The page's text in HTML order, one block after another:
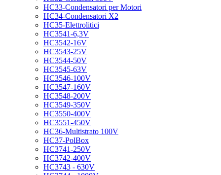
HC33-Condensatori per Motori
HC34-Condensatori X2
HC35-Elettrolitici
HC3541-6,3V
HC3542-16V
HC3543-25V
HC3544-50V
HC3545-63V
HC3546-100V
HC3547-160V
HC3548-200V
HC3549-350V
HC3550-400V
HC3551-450V
HC36-Multistrato 100V
HC37-PolBox
HC3741-250V
HC3742-400V
HC3743 - 630V